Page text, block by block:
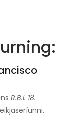
R.B.I. 18.